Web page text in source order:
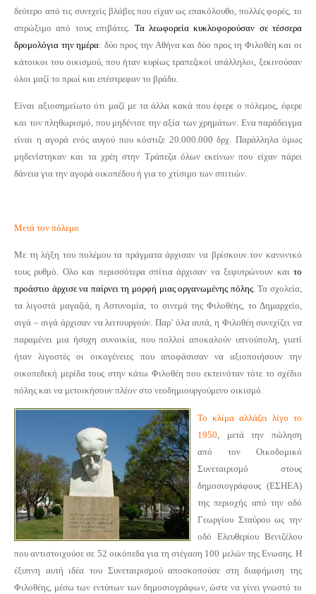
δεύτερο από τις συνεχείς βλάβες που είχαν ως επακόλουθο, πολλές φορές, το
σπρώξιμο από τους επιβάτες. Τα λεωφορεία κυκλοφορούσαν σε τέσσερα
δρομολόγια την ημέρα: δύο προς την Αθήνα και δύο προς τη Φιλοθέη και οι
κάτοικοι του οικισμού, που ήταν κυρίως τραπεζικοί υπάλληλοι, ξεκινούσαν
όλοι μαζί το πρωί και επέστρεφαν το βράδυ.
Είναι αξιοσημείωτο ότι μαζί με τα άλλα κακά που έφερε ο πόλεμος, έφερε
και τον πληθωρισμό, που μηδένισε την αξία των χρημάτων. Ενα παράδειγμα
είναι η αγορά ενός αυγού που κόστιζε 20.000.000 δρχ. Παράλληλα όμως
μηδενίστηκαν και τα χρέη στην Τράπεζα όλων εκείνων που είχαν πάρει
δάνεια για την αγορά οικοπέδου ή για το χτίσιμο των σπιτιών.
Μετά τον πόλεμο
Με τη λήξη του πολέμου τα πράγματα άρχισαν να βρίσκουν τον κανονικό
τους ρυθμό. Ολο και περισσότερα σπίτια άρχισαν να ξεφυτρώνουν και το
προάστιο άρχισε να παίρνει τη μορφή μιας οργανωμένης πόλης. Τα σχολεία,
τα λιγοστά μαγαζιά, η Αστυνομία, το σινεμά της Φιλοθέης, το Δημαρχείο,
σιγά – σιγά άρχισαν να λειτουργούν. Παρ’ όλα αυτά, η Φιλοθέη συνεχίζει να
παραμένει μια ήσυχη συνοικία, που πολλοί αποκαλούν υπνούπολη, γιατί
ήταν λιγοστές οι οικογένειες που αποφάσισαν να αξιοποιήσουν την
οικοπεδική μερίδα τους στην κάτω Φιλοθέη που εκτεινόταν τότε το σχέδιο
πόλης και να μετοικήσουν πλέον στο νεοδημιουργούμενο οικισμό.
Το κλίμα αλλάζει λίγο το
1950 , μετά την πώληση
από τον Οικοδομικό
Συνεταιρισμό στους
δημοσιογράφους (ΕΣΗΕΑ)
της περιοχής από την οδό
Γεωργίου Σταύρου ως την
οδό Ελευθερίου Βενιζέλου
που αντιστοιχούσε σε 52 οικόπεδα για τη στέγαση 100 μελών της Ενωσης. Η
έξυπνη αυτή ιδέα του Συνεταιρισμού αποσκοπούσε στη διαφήμιση της
Φιλοθέης, μέσω των εντύπων των δημοσιογράφων, ώστε να γίνει γνωστό το